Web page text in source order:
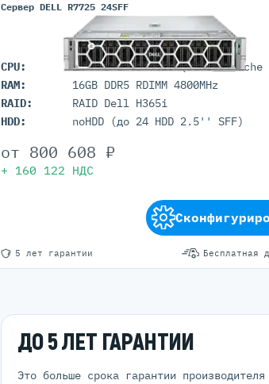
Сервер DELL R7725 24SFF
CPU:
RAM:
16GB DDR5 RDIMM 4800MHz
RAID:
RAID Dell H365i
HDD:
noHDD (до 24 HDD 2.5'' SFF)
5 лет гарантии Бесплатная
от 800 608 ₽
+ 160 122 НДС
ДО 5 ЛЕТ ГАРАНТИИ
Это больше срока гарантии производителя